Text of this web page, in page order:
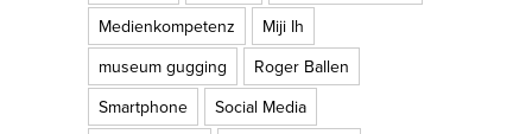
Medienkompetenz
Miji Ih
museum gugging
Roger Ballen
Smartphone
Social Media